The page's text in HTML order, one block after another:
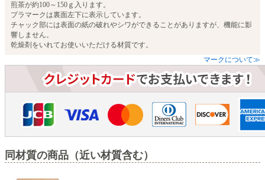
煎茶が約100～150ｇ入ります。
プラマークは裏面左下に表示しています。
チャック部には表面の紙の破れやシワができることがありますが、機能に影
響しません。
乾燥剤をいれてお使いいただける材質です。
マークについて≫
同材質の商品（近い材質含む）